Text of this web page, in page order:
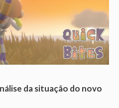
da situação do novo